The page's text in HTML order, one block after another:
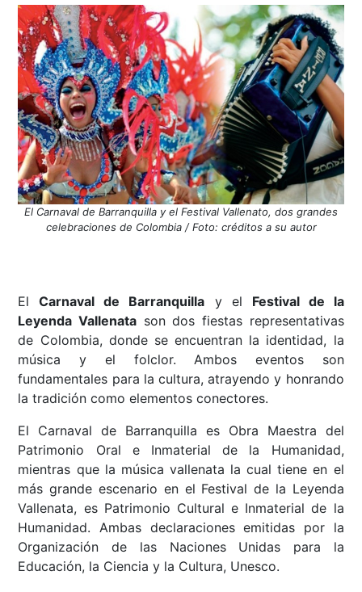
El Carnaval de Barranquilla y el Festival Vallenato, dos grandes
celebraciones de Colombia / Foto: créditos a su autor
ElCarnaval de Barranquilla y el Festival de la
Leyenda Vallenata son dos fiestas representativas
de Colombia, donde se encuentran la identidad, la
música y el folclor. Ambos eventos son
fundamentales para la cultura, atrayendo y honrando
la tradición como elementos conectores.
El Carnaval de Barranquilla es Obra Maestra del
Patrimonio Oral e Inmaterial de la Humanidad,
mientras que la música vallenata la cual tiene en el
más grande escenario en el Festival de la Leyenda
Vallenata, es Patrimonio Cultural e Inmaterial de la
Humanidad. Ambas declaraciones emitidas por la
Organización de las Naciones Unidas para la
Educación, la Ciencia y la Cultura, Unesco.